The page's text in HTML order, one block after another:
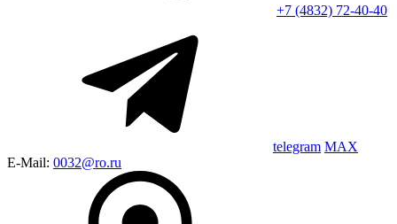
+7 (4832) 72-40-40
telegram MAX
E-Mail: 0032@ro.ru